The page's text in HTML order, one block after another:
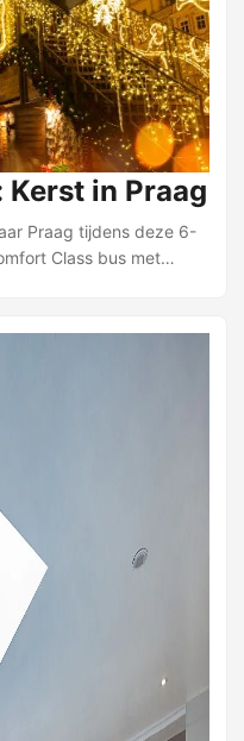
in Praag
Praag tijdens deze 6-
Class bus met
of thee. Je verblijft
een fijn 4-sterrenhotel
200 meter van
je onder leiding van
waaronder het
en de Joodse wijk